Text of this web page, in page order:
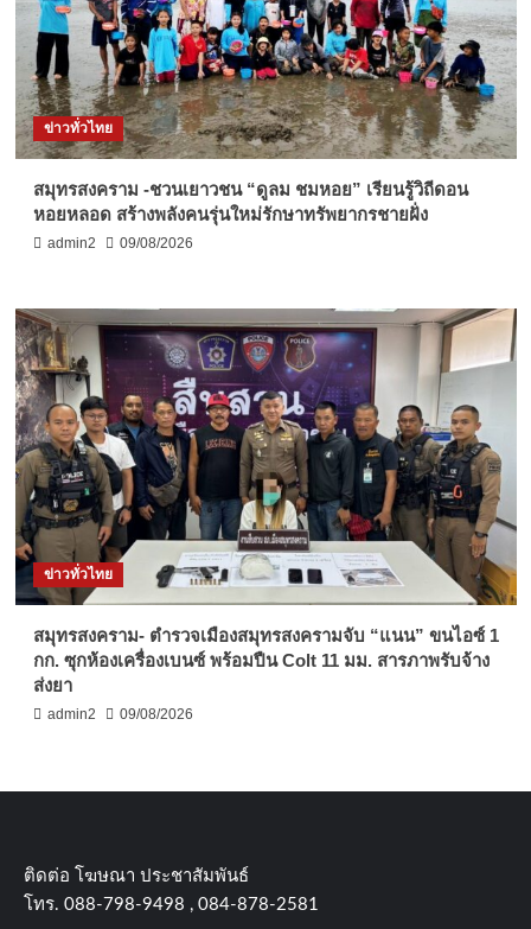
ข่าวทั่วไทย
สมุทรสงคราม -ชวนเยาวชน “ดูลม ชมหอย” เรียนรู้วิถีดอน
หอยหลอด สร้างพลังคนรุ่นใหม่รักษาทรัพยากรชายฝั่ง
admin2 09/08/2026
ข่าวทั่วไทย
สมุทรสงคราม- ตำรวจเมืองสมุทรสงครามจับ “แนน” ขนไอซ์ 1
กก. ซุกห้องเครื่องเบนซ์ พร้อมปืน Colt 11 มม. สารภาพรับจ้าง
ส่งยา
admin2 09/08/2026
ติดต่อ​ โฆษณา​ ประชาสัมพันธ์
โทร​. 088-798-9498 , 084-878-2581